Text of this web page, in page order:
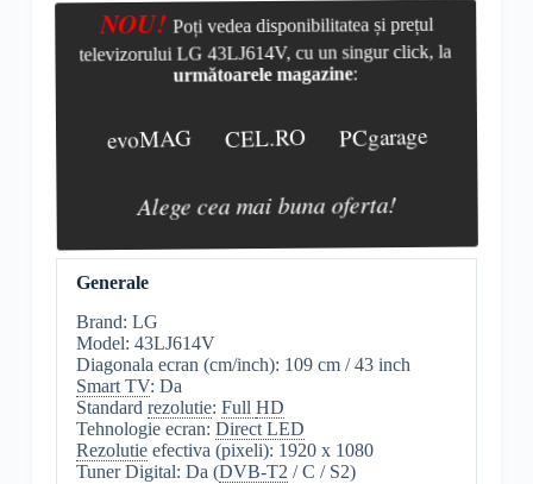
NOU! Poți vedea disponibilitatea și prețul
televizorului LG 43LJ614V, cu un singur click, la
următoarele magazine:
evoMAG CEL.RO PCgarage
Alege cea mai buna oferta!
Generale
Brand: LG
Model: 43LJ614V
Diagonala ecran (cm/inch): 109 cm / 43 inch
Smart TV: Da
Standard rezolutie: Full HD
Tehnologie ecran: Direct LED
Rezolutieefectiva (pixeli): 1920 x 1080
Tuner Digital: Da (DVB-T2 / C / S2)